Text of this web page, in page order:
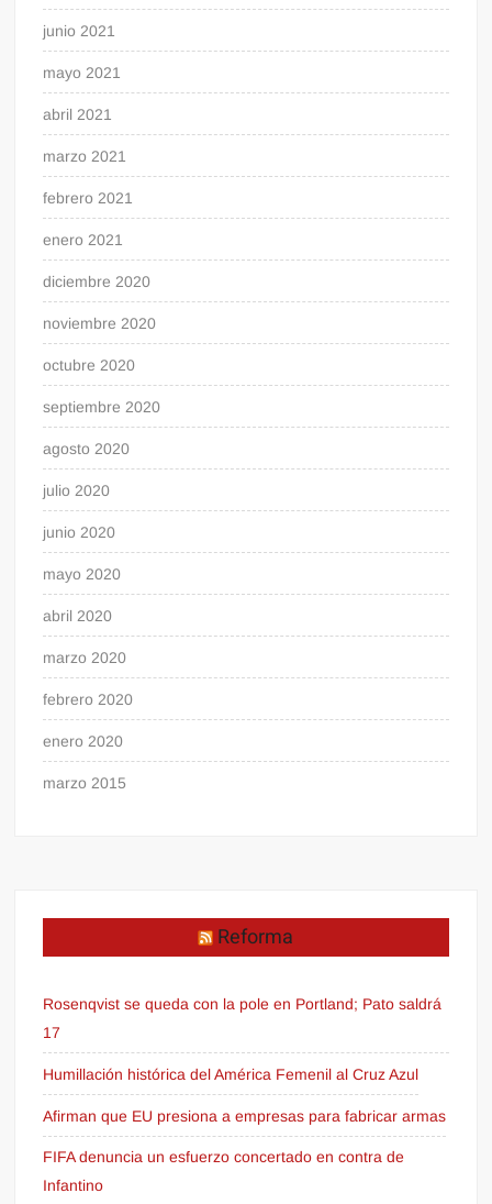
junio 2021
mayo 2021
abril 2021
marzo 2021
febrero 2021
enero 2021
diciembre 2020
noviembre 2020
octubre 2020
septiembre 2020
agosto 2020
julio 2020
junio 2020
mayo 2020
abril 2020
marzo 2020
febrero 2020
enero 2020
marzo 2015
Reforma
Rosenqvist se queda con la pole en Portland; Pato saldrá
17
Humillación histórica del América Femenil al Cruz Azul
Afirman que EU presiona a empresas para fabricar armas
FIFA denuncia un esfuerzo concertado en contra de
Infantino